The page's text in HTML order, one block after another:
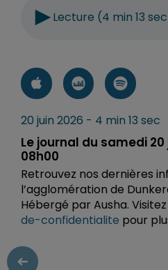
Lecture (4 min 13
20 juin 2026 - 4 min 13 sec
Le journal du samedi
08h00
Retrouvez nos dernières
l’agglomération de
Hébergé par Ausha. Visitez
de-confidentialite pour